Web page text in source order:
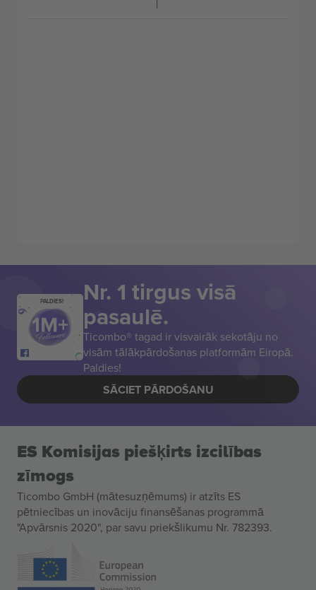
PALDIES! Nr. 1 tirgus visā
pasaulē.
Ticombo® tagad ir visvairāk sekotāju no
visām tālākpārdošanas platformām Eiropā.
Paldies!
SĀCIET PĀRDOŠANU
ES Komisijas piešķirts izcilības
zīmogs
Ticombo GmbH (mātesuzņēmums) ir atzīts ES
pētniecības un inovāciju finansēšanas programmā
"Apvārsnis 2020", par savu priekšlikumu Nr. 782393.